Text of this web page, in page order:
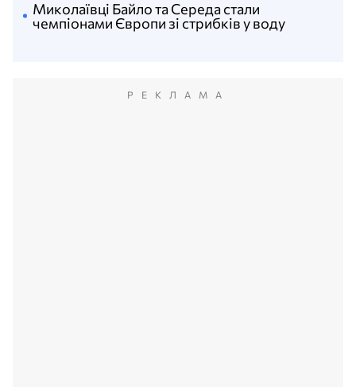
Миколаївці Байло та Середа стали
чемпіонами Європи зі стрибків у воду
РЕКЛАМА